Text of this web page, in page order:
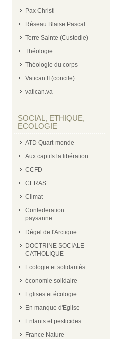
Pax Christi
Réseau Blaise Pascal
Terre Sainte (Custodie)
Théologie
Théologie du corps
Vatican II (concile)
vatican.va
SOCIAL, ETHIQUE,
ECOLOGIE
ATD Quart-monde
Aux captifs la libération
CCFD
CERAS
Climat
Confederation
paysanne
Dégel de l'Arctique
DOCTRINE SOCIALE
CATHOLIQUE
Ecologie et solidarités
économie solidaire
Eglises et écologie
En manque d'Eglise
Enfants et pesticides
France Nature